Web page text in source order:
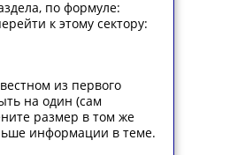
по формуле:
к этому сектору:
из первого
на один (сам
размер в том же
информации в теме.